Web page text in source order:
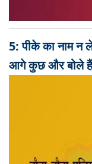
5: पीके का नाम न
आगे कुछ और बोले